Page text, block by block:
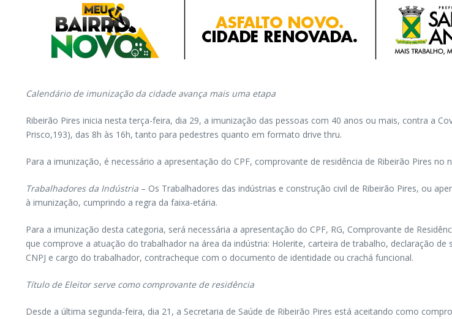
Calendário de imunização da cidade avança mais uma etapa
Ribeirão Pires inicia nesta terça-feira, dia 29, a imunização das pessoas com 40 anos ou mais, contra a
Prisco,193), das 8h às 16h, tanto para pedestres quanto em formato drive thru.
Para a imunização, é necessário a apresentação do CPF, comprovante de residência de Ribeirão Pires no
Trabalhadores da Indústria – Os Trabalhadores das indústrias e construção civil de Ribeirão Pires, ou
à imunização, cumprindo a regra da faixa-etária.
Para a imunização desta categoria, será necessária a apresentação do CPF, RG, Comprovante de
que comprove a atuação do trabalhador na área da indústria: Holerite, carteira de trabalho, declaração
CNPJ e cargo do trabalhador, contracheque com o documento de identidade ou crachá funcional.
Título de Eleitor serve como comprovante de residência
Desde a última segunda-feira, dia 21, a Secretaria de Saúde de Ribeirão Pires está aceitando como